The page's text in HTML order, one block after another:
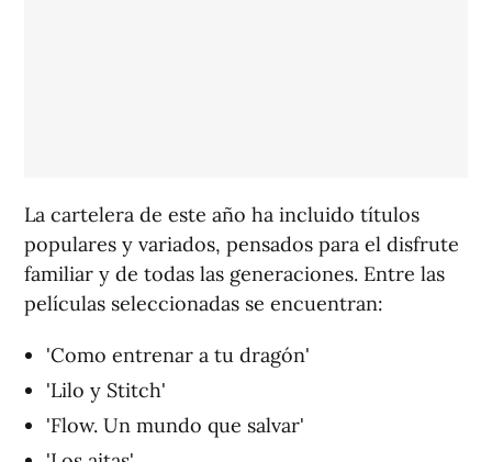
La cartelera de este año ha incluido títulos
populares y variados, pensados para el disfrute
familiar y de todas las generaciones. Entre las
películas seleccionadas se encuentran:
'Como entrenar a tu dragón'
'Lilo y Stitch'
'Flow. Un mundo que salvar'